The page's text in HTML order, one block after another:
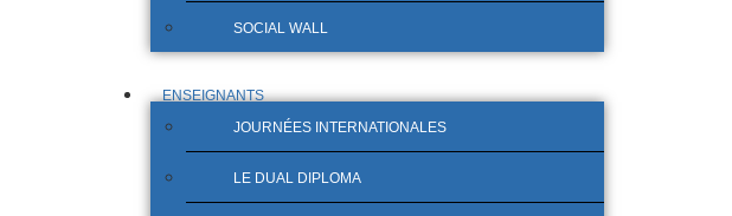
SOCIAL WALL
ENSEIGNANTS
JOURNÉES INTERNATIONALES
LE DUAL DIPLOMA